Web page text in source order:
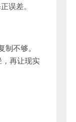
误差。
不够。
再让现实